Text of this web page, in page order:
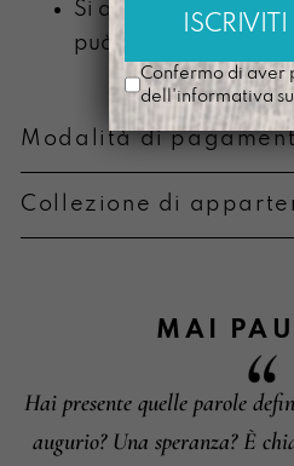
Si ammorbidisce con
può scolorire
Modalità di
Informazioni su cambi e
Collezione di
MAI
Hai presente quelle parole
augurio? Una speranza? È
Confermo di aver
dell'informativa